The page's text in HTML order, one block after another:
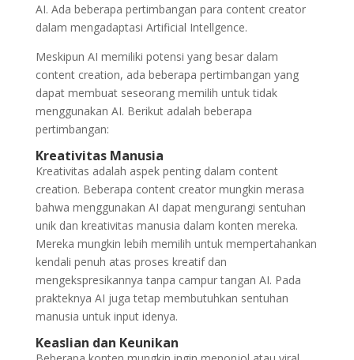
AI. Ada beberapa pertimbangan para content creator
dalam mengadaptasi Artificial Intellgence.
Meskipun AI memiliki potensi yang besar dalam
content creation, ada beberapa pertimbangan yang
dapat membuat seseorang memilih untuk tidak
menggunakan AI. Berikut adalah beberapa
pertimbangan:
Kreativitas Manusia
Kreativitas adalah aspek penting dalam content
creation. Beberapa content creator mungkin merasa
bahwa menggunakan AI dapat mengurangi sentuhan
unik dan kreativitas manusia dalam konten mereka.
Mereka mungkin lebih memilih untuk mempertahankan
kendali penuh atas proses kreatif dan
mengekspresikannya tanpa campur tangan AI. Pada
prakteknya AI juga tetap membutuhkan sentuhan
manusia untuk input idenya.
Keaslian dan Keunikan